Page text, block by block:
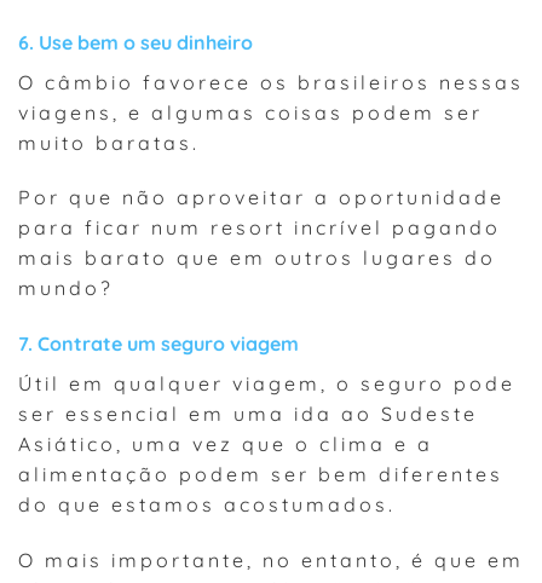
6. Use bem o seu dinheiro
O câmbio favorece os brasileiros nessas
viagens, e algumas coisas podem ser
muito baratas.
Por que não aproveitar a oportunidade
para ficar num resort incrível pagando
mais barato que em outros lugares do
mundo?
7. Contrate um seguro viagem
Útil em qualquer viagem, o seguro pode
ser essencial em uma ida ao Sudeste
Asiático, uma vez que o clima e a
alimentação podem ser bem diferentes
do que estamos acostumados.
O mais importante, no entanto, é que em